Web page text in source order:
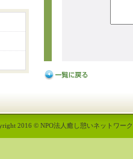
2016 © NPO法人癒し憩いネットワー